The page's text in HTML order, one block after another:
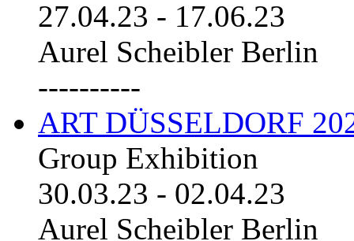
27.04.23 - 17.06.23
Aurel Scheibler Berlin
----------
ART DÜSSELDORF
Group Exhibition
30.03.23 - 02.04.23
Aurel Scheibler Berlin